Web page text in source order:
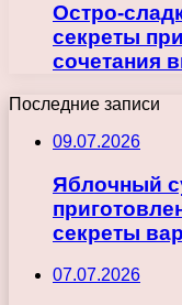
Остро-
секреты
сочетания
Последние записи
09.07.2026
Яблочный
секреты
07.07.2026